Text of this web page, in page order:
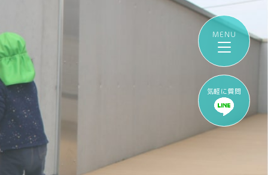
気軽に質問